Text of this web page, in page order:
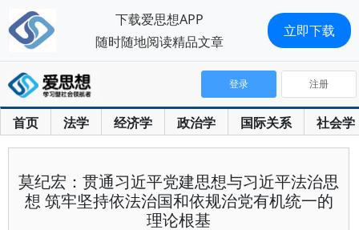
首页 法学 经济学 政治学 国际关系 社会学
登录 注册
莫纪宏：贯通习近平党建思想与习近平法治思
想 筑牢坚持依法治国和依规治党有机统一的
理论根基
下载爱思想APP
随时随地阅读精品文章
立即下载